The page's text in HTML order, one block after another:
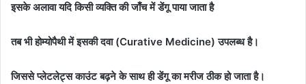
इसके अलावा यदि किसी व्यक्ति की जाँच में डेंगू पाया जाता है
तब भी होम्योपैथी में इसकी दवा (Curative Medicine) उपलब्ध है।
जिससे प्लेटलेट्स काउंट बढ़ने के साथ ही डेंगू का मरीज ठीक हो जाता है।